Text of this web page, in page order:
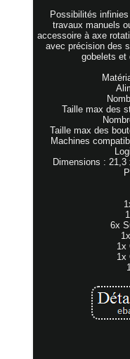
Possibilités
travaux manuels
accessoire à axe
avec précision des
gobelets et
Taille max des
Taille max des
Machines
Dimensions :
6x
1x
1x